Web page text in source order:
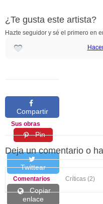
¿Te gusta este artista?
Hazte seguidor y sé el primero en
Compartir
Pin
Twittear
Copiar
enlace
Sus obras
Deja un comentario o
Comentarios Críticas (2)